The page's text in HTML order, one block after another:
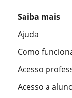
Saiba mais
Ajuda
Como
Acesso
Acesso a